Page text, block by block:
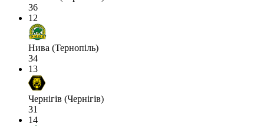
36
12
Нива (Тернопіль)
34
13
Чернігів (Чернігів)
31
14